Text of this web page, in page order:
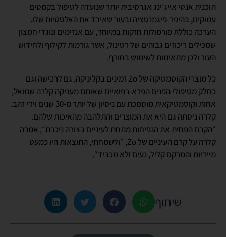
תוכנית אנטי אייג׳ינג אגרסיבית יותר שנועדה לטיפול בקמטים
עמוקים, בהיפר-פיגמנטציה ובעור שאיבד את האלסטיות שלו.
הערכה כוללת פורמולות חזקות במיוחד, עם אנזימים ונוגדי חמצון
שמכילים ריכוזים גבוהים של רטינול, אשר גורמות לקילוף ולחידוש
העור ולכן מתאימות לשימוש בחורף.
כל מוצרי הקוסמטיקה של Zo זמינים בקליניקה, גם לרכישה וגם
כחלק מטיפולי הפנים הפרא-רפואיים שאותם מעניקה קלרה שמואל,
אחות וקוסמטיקאית מוסמכת עם ניסיון של יותר מ-30 שנים וידי זהב.
קלרה ניסתה גם היא את המוצרים והתלהבה מהאיכות שלהם.
״הקרם הפחית את הנפיחות מתחת לעיניים בצורה ניכרת״, אמרה
קלרה על קרם העיניים של Zo, ״ולשמחתי, התוצאות היו כמעט
מיידיות והמרקם קליל, נעים ולא מכביד״.
שיתוף